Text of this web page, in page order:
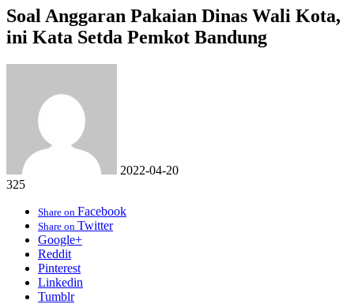
Soal Anggaran Pakaian Dinas Wali Kota,
ini Kata Setda Pemkot Bandung
2022-04-20
325
Share on Facebook
Share on Twitter
Google+
Reddit
Pinterest
Linkedin
Tumblr